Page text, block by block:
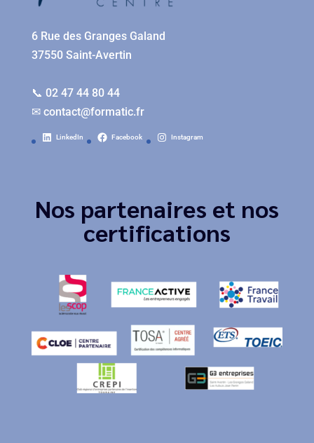
6 Rue des Granges Galand
37550 Saint-Avertin
📞 02 47 44 80 44
✉ contact@formatic.fr
LinkedIn Facebook Instagram
Nos partenaires et nos
certifications